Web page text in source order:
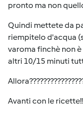
pronto ma non
Quindi mettete da
riempitelo d'acqua
varoma finchè non
altri 10/15 minuti
Avanti con le